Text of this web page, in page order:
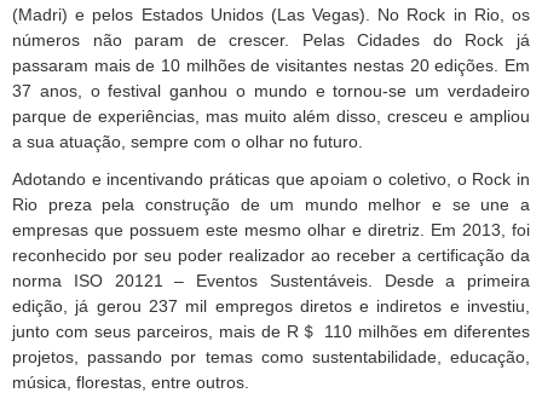
(Madri) e pelos Estados Unidos (Las Vegas). No Rock in Rio, os
números não param de crescer. Pelas Cidades do Rock já
passaram mais de 10 milhões de visitantes nestas 20 edições. Em
37 anos, o festival ganhou o mundo e tornou-se um verdadeiro
parque de experiências, mas muito além disso, cresceu e ampliou
a sua atuação, sempre com o olhar no futuro.
Adotando e incentivando práticas que apoiam o coletivo, o Rock in
Rio preza pela construção de um mundo melhor e se une a
empresas que possuem este mesmo olhar e diretriz. Em 2013, foi
reconhecido por seu poder realizador ao receber a certificação da
norma ISO 20121 – Eventos Sustentáveis. Desde a primeira
edição, já gerou 237 mil empregos diretos e indiretos e investiu,
junto com seus parceiros, mais de R＄ 110 milhões em diferentes
projetos, passando por temas como sustentabilidade, educação,
música, florestas, entre outros.